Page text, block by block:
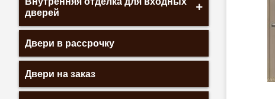
дверей
Двери в рассрочку
Двери на заказ